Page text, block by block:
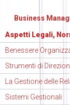
Business
Aspetti Legali,
Benessere
Strumenti di
La Gestione delle
Sistemi Gestionali